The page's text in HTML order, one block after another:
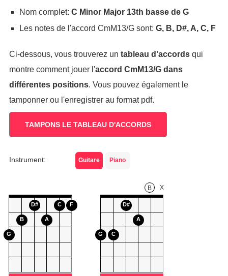
Nom complet: C Minor Major 13th basse de G
Les notes de l'accord CmM13/G sont: G, B, D#, A, C, F
Ci-dessous, vous trouverez un tableau d'accordsqui
montre comment jouer l'accord CmM13/Gdans
différentes positions. Vous pouvez également le
tamponner ou l'enregistrer au format pdf.
TAMPONS LE TABLEAU D'ACCORDS
Instrument: Guitare Piano
G
B
D#
A
C F
G C
D#
A
B X